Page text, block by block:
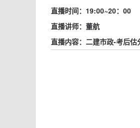
直播时间：19:00~20：00
直播讲师：董航
直播内容：二建市政-考后估